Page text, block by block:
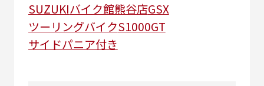
SUZUKIバイク館熊谷店GSX
ツーリングバイクS1000GT
サイドパニア付き